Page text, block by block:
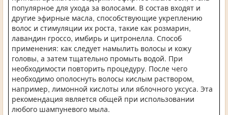
популярное для ухода за волосами. В состав входят и
другие эфирные масла, способствующие укреплению
волос и стимуляции их роста, такие как розмарин,
лавандин гроссо, имбирь и цитронелла. Способ
применения: как следует намылить волосы и кожу
головы, а затем тщательно промыть водой. При
необходимости повторить процедуру. После чего
необходимо ополоснуть волосы кислым раствором,
например, лимонной кислоты или яблочного уксуса. Эта
рекомендация является общей при использовании
любого шампуневого мыла.